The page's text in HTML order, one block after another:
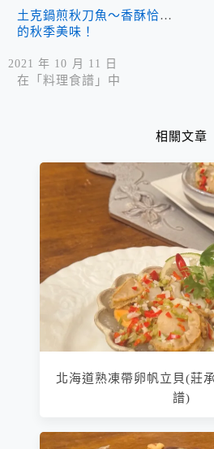
土克鍋煎秋刀魚～香酥恰恰
的秋季美味！
2021 年 10 月 11 日
在「料理食譜」中
相關文章
北海道熟凍帶卵帆立貝(莊
譜)